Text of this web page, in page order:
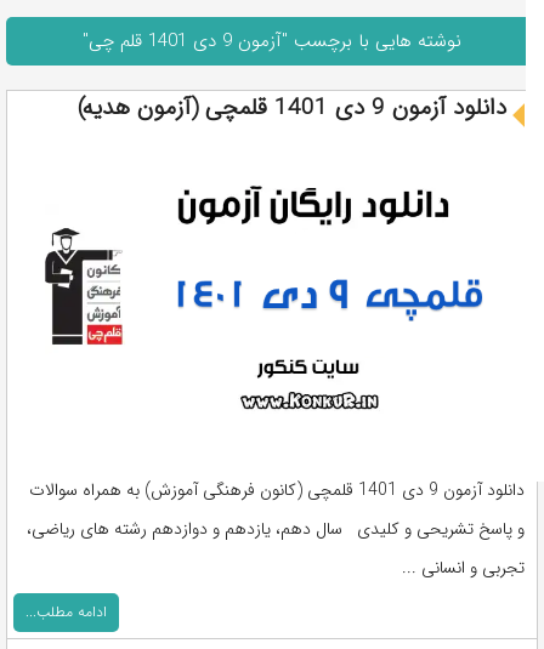
نوشته هایی با برچسب "آزمون 9 دی 1401 قلم چی"
دانلود آزمون 9 دی 1401 قلمچی (آزمون هدیه)
دانلود آزمون 9 دی 1401 قلمچی (کانون فرهنگی آموزش) به همراه سوالات
و پاسخ تشریحی و کلیدی سال دهم، یازدهم و دوازدهم رشته های ریاضی،
تجربی و انسانی ...
ادامه مطلب...